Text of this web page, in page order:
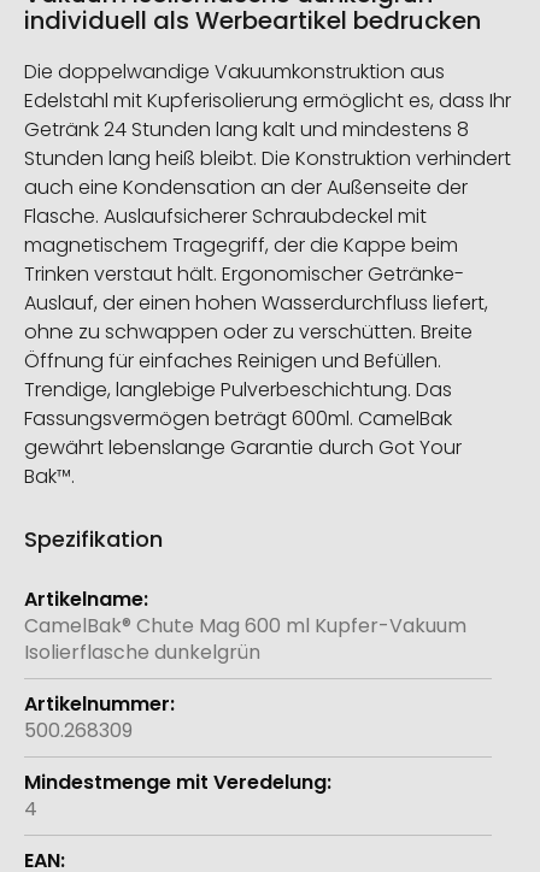
individuell als Werbeartikel bedrucken
Die doppelwandige Vakuumkonstruktion aus
Edelstahl mit Kupferisolierung ermöglicht es, dass Ihr
Getränk 24 Stunden lang kalt und mindestens 8
Stunden lang heiß bleibt. Die Konstruktion verhindert
auch eine Kondensation an der Außenseite der
Flasche. Auslaufsicherer Schraubdeckel mit
magnetischem Tragegriff, der die Kappe beim
Trinken verstaut hält. Ergonomischer Getränke-
Auslauf, der einen hohen Wasserdurchfluss liefert,
ohne zu schwappen oder zu verschütten. Breite
Öffnung für einfaches Reinigen und Befüllen.
Trendige, langlebige Pulverbeschichtung. Das
Fassungsvermögen beträgt 600ml. CamelBak
gewährt lebenslange Garantie durch Got Your
Bak™.
Spezifikation
Weitere
Informationen
CamelBak® Chute Mag 600 ml Kupfer-Vakuum
Isolierflasche dunkelgrün
500.268309
4